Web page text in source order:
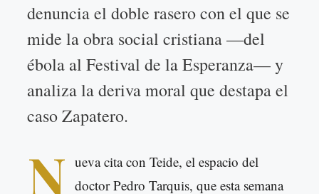
denuncia el doble rasero con el que se
mide la obra social cristiana —del
ébola al Festival de la Esperanza— y
analiza la deriva moral que destapa el
caso Zapatero.
N ueva cita con Teide, el espacio del
doctor Pedro Tarquis, que esta semana